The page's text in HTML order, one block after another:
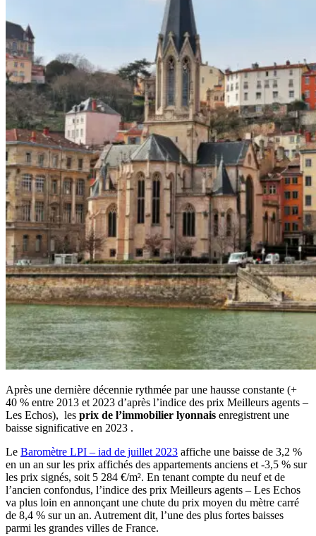
Après une dernière décennie rythmée par une hausse constante (+
40 % entre 2013 et 2023 d’après l’indice des prix Meilleurs agents –
Les Echos), les prix de l’immobilier lyonnais enregistrent une
baisse significative en 2023 .
Le Baromètre LPI – iad de juillet 2023 affiche une baisse de 3,2 %
en un an sur les prix affichés des appartements anciens et -3,5 % sur
les prix signés, soit 5 284 €/m². En tenant compte du neuf et de
l’ancien confondus, l’indice des prix Meilleurs agents – Les Echos
va plus loin en annonçant une chute du prix moyen du mètre carré
de 8,4 % sur un an. Autrement dit, l’une des plus fortes baisses
parmi les grandes villes de France.